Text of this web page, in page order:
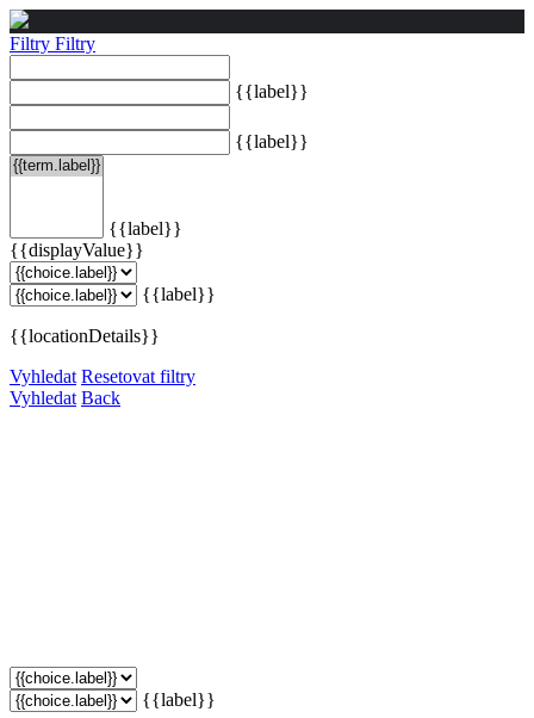
Filtry Filtry
{{label}}
{{label}}
{{label}}
{{displayValue}}
{{label}}
{{locationDetails}}
Vyhledat Resetovat filtry
Vyhledat Back
{{label}}